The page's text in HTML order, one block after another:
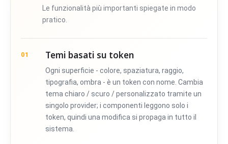
Le funzionalità più importanti spiegate in modo
pratico.
01 Temi basati su token
Ogni superficie - colore, spaziatura, raggio,
tipografia, ombra - è un token con nome. Cambia
tema chiaro / scuro / personalizzato tramite un
singolo provider; i componenti leggono solo i
token, quindi una modifica si propaga in tutto il
sistema.